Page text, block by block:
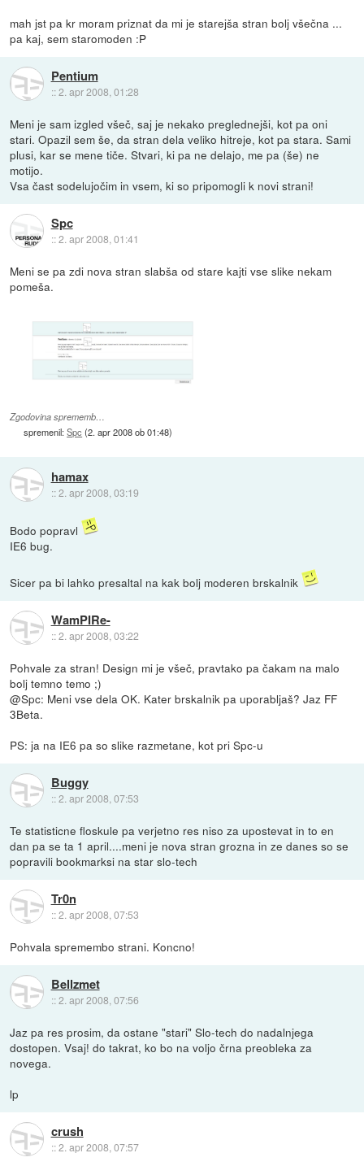
mah jst pa kr moram priznat da mi je starejša stran bolj všečna ...
pa kaj, sem staromoden :P
Pentium
::2. apr 2008, 01:28
Meni je sam izgled všeč, saj je nekako preglednejši, kot pa oni
stari. Opazil sem še, da stran dela veliko hitreje, kot pa stara. Sami
plusi, kar se mene tiče. Stvari, ki pa ne delajo, me pa (še) ne
motijo.
Vsa čast sodelujočim in vsem, ki so pripomogli k novi strani!
Spc
::2. apr 2008, 01:41
Meni se pa zdi nova stran slabša od stare kajti vse slike nekam
pomeša.
Zgodovina sprememb…
spremenil:Spc (2. apr 2008 ob 01:48)
hamax
::2. apr 2008, 03:19
Bodo popravl
IE6 bug.
Sicer pa bi lahko presaltal na kak bolj moderen brskalnik
WamPIRe-
::2. apr 2008, 03:22
Pohvale za stran! Design mi je všeč, pravtako pa čakam na malo
bolj temno temo ;)
@Spc: Meni vse dela OK. Kater brskalnik pa uporabljaš? Jaz FF
3Beta.
PS: ja na IE6 pa so slike razmetane, kot pri Spc-u
Buggy
::2. apr 2008, 07:53
Te statisticne floskule pa verjetno res niso za upostevat in to en
dan pa se ta 1 april....meni je nova stran grozna in ze danes so se
popravili bookmarksi na star slo-tech
Tr0n
::2. apr 2008, 07:53
Pohvala spremembo strani. Koncno!
Bellzmet
::2. apr 2008, 07:56
Jaz pa res prosim, da ostane "stari" Slo-tech do nadalnjega
dostopen. Vsaj! do takrat, ko bo na voljo črna preobleka za
novega.
lp
crush
::2. apr 2008, 07:57